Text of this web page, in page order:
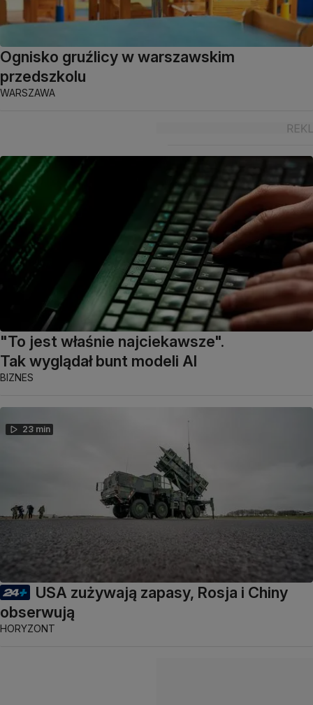
Ognisko gruźlicy w warszawskim
przedszkolu
WARSZAWA
"To jest właśnie najciekawsze".
Tak wyglądał bunt modeli AI
BIZNES
23 min
USA zużywają zapasy, Rosja i Chiny
obserwują
HORYZONT